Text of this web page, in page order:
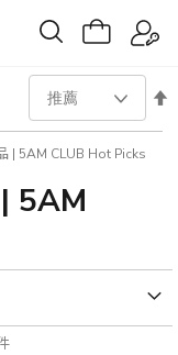
| 5AM CLUB Hot Picks
5AM
設
向